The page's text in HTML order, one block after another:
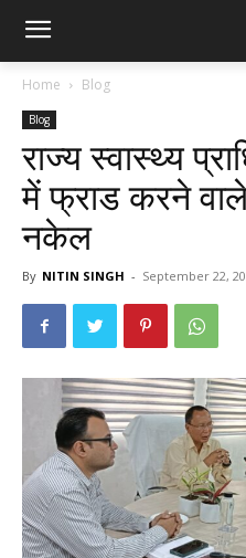
Home Blog
Blog
राज्य स्वास्थ्य
में फ्राड करने
नकेल
By NITIN SINGH - September 22,